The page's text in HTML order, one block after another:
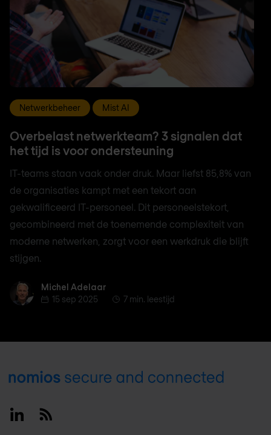
Netwerkbeheer Mist AI
Overbelast netwerkteam? 3 signalen dat
het tijd is voor ondersteuning
IT-teams staan vaak onder druk. Maar liefst 85,8% van
de organisaties kampt met een tekort aan
gekwalificeerd IT-personeel. Dit personeelstekort,
gecombineerd met de toenemende complexiteit van
moderne netwerken, zorgt voor een werkdruk die blijft
stijgen.
Michel Adelaar
Michel Adelaar
15 sep 2025
7 min. leestijd
Footer
LinkedinRSS